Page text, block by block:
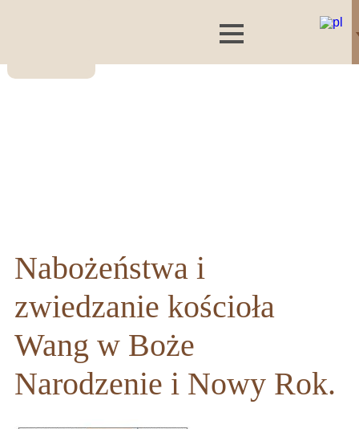
Nabożeństwa i
zwiedzanie kościoła
Wang w Boże
Narodzenie i Nowy Rok.